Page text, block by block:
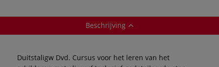
Beschrijving
Duitstaligw Dvd. Cursus voor het leren van het